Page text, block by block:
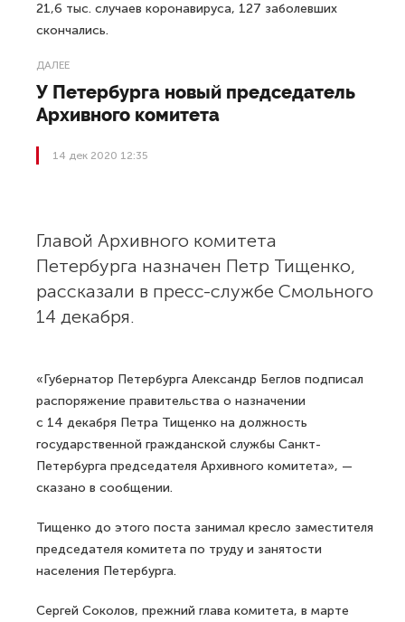
21,6 тыс. случаев коронавируса, 127 заболевших
скончались.
ДАЛЕЕ
У Петербурга новый председатель
Архивного комитета
14 дек 2020 12:35
Главой Архивного комитета
Петербурга назначен Петр Тищенко,
рассказали в пресс-службе Смольного
14 декабря.
«Губернатор Петербурга Александр Беглов подписал
распоряжение правительства о назначении
с 14 декабря Петра Тищенко на должность
государственной гражданской службы Санкт-
Петербурга председателя Архивного комитета», —
сказано в сообщении.
Тищенко до этого поста занимал кресло заместителя
председателя комитета по труду и занятости
населения Петербурга.
Сергей Соколов, прежний глава комитета, в марте